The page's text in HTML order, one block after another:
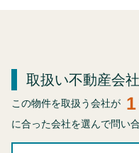
取扱い不動産会社
この物件を取扱う会社が 1
に合った会社を選んで問い